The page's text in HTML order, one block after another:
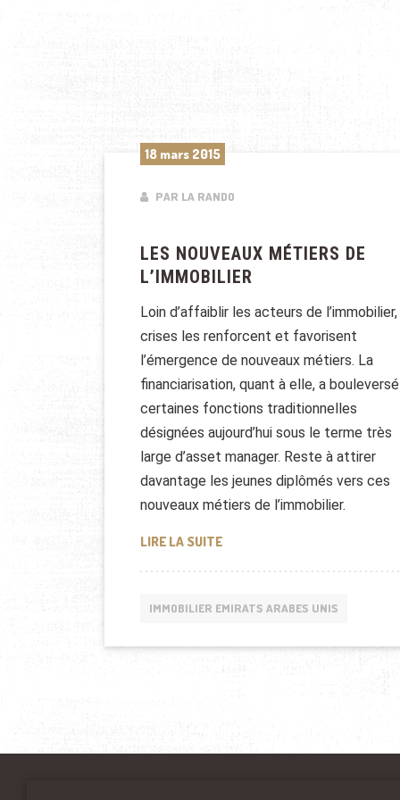
18 mars 2015
PAR LA RANDO
LES NOUVEAUX MÉTIERS DE
L’IMMOBILIER
Loin d’affaiblir les acteurs de
crises les renforcent et favorisent
l’émergence de nouveaux métiers. La
financiarisation, quant à elle, a bouleversé
certaines fonctions traditionnelles
désignées aujourd’hui sous le terme très
large d’asset manager. Reste à attirer
davantage les jeunes diplômés vers ces
nouveaux métiers de l’immobilier.
LIRE LA SUITELES NOUVEAUX MÉTIERS DE
IMMOBILIER EMIRATS ARABES UNIS